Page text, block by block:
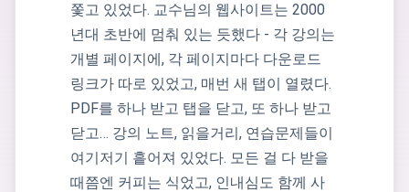
쫓고 있었다. 교수님의 웹사이트는 2000
년대 초반에 멈춰 있는 듯했다 - 각 강의는
개별 페이지에, 각 페이지마다 다운로드
링크가 따로 있었고, 매번 새 탭이 열렸다.
PDF를 하나 받고 탭을 닫고, 또 하나 받고
닫고… 강의 노트, 읽을거리, 연습문제들이
여기저기 흩어져 있었다. 모든 걸 다 받을
때쯤엔 커피는 식었고, 인내심도 함께 사